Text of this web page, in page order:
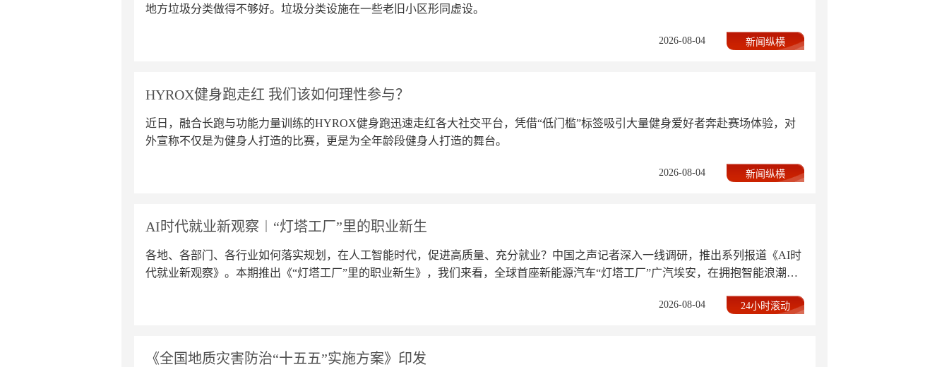
地方垃圾分类做得不够好。垃圾分类设施在一些老旧小区形同虚设。
新闻纵横
2026-08-04
HYROX健身跑走红 我们该如何理性参与？
近日，融合长跑与功能力量训练的HYROX健身跑迅速走红各大社交平台，凭借“低门槛”标签吸引大量健身爱好者奔赴赛场体验，对
外宣称不仅是为健身人打造的比赛，更是为全年龄段健身人打造的舞台。
新闻纵横
2026-08-04
AI时代就业新观察︱“灯塔工厂”里的职业新生
各地、各部门、各行业如何落实规划，在人工智能时代，促进高质量、充分就业？中国之声记者深入一线调研，推出系列报道《AI时
代就业新观察》。本期推出《“灯塔工厂”里的职业新生》，我们来看，全球首座新能源汽车“灯塔工厂”广汽埃安，在拥抱智能浪潮的
24小时滚动
2026-08-04
《全国地质灾害防治“十五五”实施方案》印发